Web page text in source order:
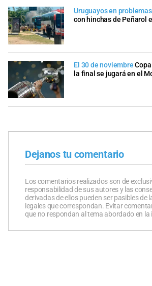
Uruguayos en problemas
con hinchas de Peñarol
El 30 de noviembre
la final se jugará en el
Dejanos tu comentario
Los comentarios realizados son de
responsabilidad de sus autores y las
derivadas de ellos pueden ser pasibles de
legales que correspondan. Evitar
que no respondan al tema abordado en